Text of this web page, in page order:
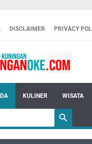
DISCLAIMER PRIVACY
KULINER WISATA